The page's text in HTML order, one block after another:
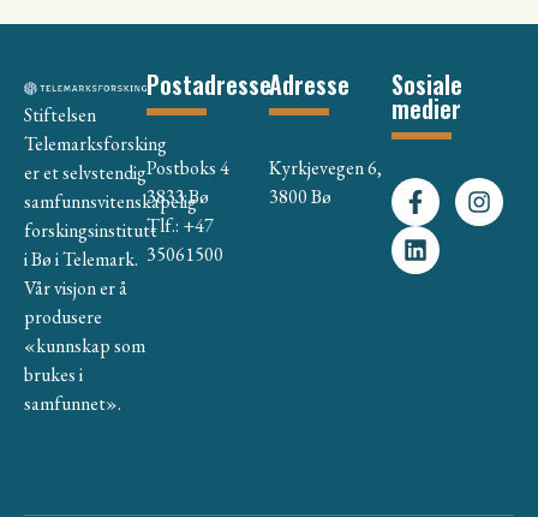
Stiftelsen
Telemarksforsking
er et selvstendig
samfunnsvitenskapelig
forskingsinstitutt
i Bø i Telemark.
Vår visjon er å
produsere
«kunnskap som
brukes i
samfunnet».
Postadresse
Postboks 4
3833 Bø
Tlf.: +47
35061500
Adresse
Kyrkjevegen 6,
3800 Bø
Sosiale
medier